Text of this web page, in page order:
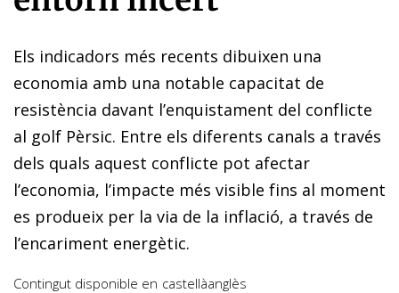
Els indicadors més recents dibuixen una
economia amb una notable capacitat de
resistència davant l’enquistament del conflicte
al golf Pèrsic. Entre els diferents canals a través
dels quals aquest conflicte pot afectar
l’economia, l’impacte més visible fins al moment
es produeix per la via de la inflació, a través de
l’encariment energètic.
Contingut disponible en castellàanglès